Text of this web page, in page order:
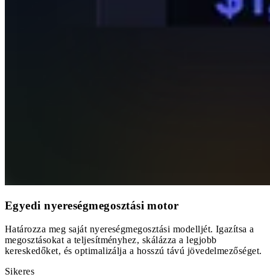
Egyedi nyereségmegosztási motor
Határozza meg saját nyereségmegosztási modelljét. Igazítsa a
megosztásokat a teljesítményhez, skálázza a legjobb
kereskedőket, és optimalizálja a hosszú távú jövedelmezőséget.
Sikeres